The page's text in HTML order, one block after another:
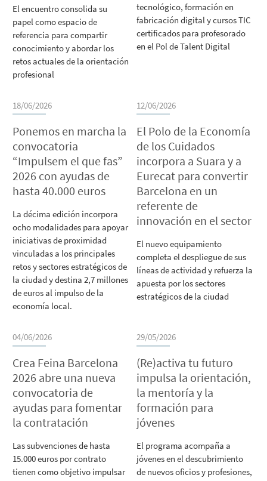
El encuentro consolida su
papel como espacio de
referencia para compartir
conocimiento y abordar los
retos actuales de la orientación
profesional
tecnológico, formación en
fabricación digital y cursos TIC
certificados para profesorado
en el Pol de Talent Digital
18/06/2026
Ponemos en marcha la
convocatoria
“Impulsem el que fas”
2026 con ayudas de
hasta 40.000 euros
La décima edición incorpora
ocho modalidades para apoyar
iniciativas de proximidad
vinculadas a los principales
retos y sectores estratégicos de
la ciudad y destina 2,7 millones
de euros al impulso de la
economía local.
12/06/2026
El Polo de la Economía
de los Cuidados
incorpora a Suara y a
Eurecat para convertir
Barcelona en un
referente de
innovación en el sector
El nuevo equipamiento
completa el despliegue de sus
líneas de actividad y refuerza la
apuesta por los sectores
estratégicos de la ciudad
04/06/2026
Crea Feina Barcelona
2026 abre una nueva
convocatoria de
ayudas para fomentar
la contratación
Las subvenciones de hasta
15.000 euros por contrato
tienen como objetivo impulsar
29/05/2026
(Re)activa tu futuro
impulsa la orientación,
la mentoría y la
formación para
jóvenes
El programa acompaña a
jóvenes en el descubrimiento
de nuevos oficios y profesiones,